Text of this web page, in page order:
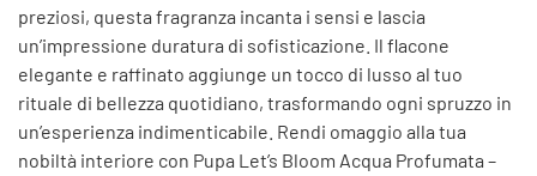
preziosi, questa fragranza incanta i sensi e lascia
un’impressione duratura di sofisticazione. Il flacone
elegante e raffinato aggiunge un tocco di lusso al tuo
rituale di bellezza quotidiano, trasformando ogni spruzzo in
un’esperienza indimenticabile. Rendi omaggio alla tua
nobiltà interiore con Pupa Let’s Bloom Acqua Profumata –